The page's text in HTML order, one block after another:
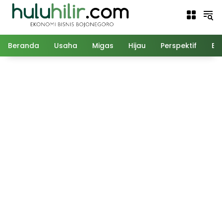
Langsung
Beranda Usaha Migas Hijau Perspektif